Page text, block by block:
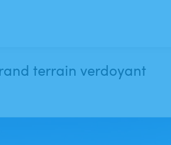
terrain verdoyant